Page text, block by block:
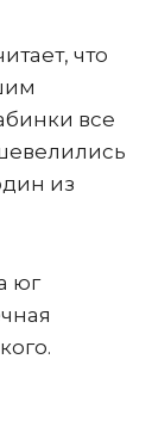
что
все
из
юг